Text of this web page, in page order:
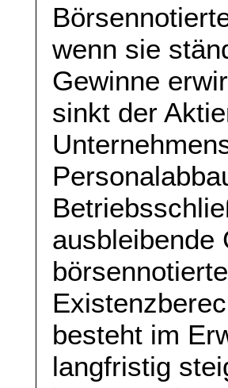
wenn sie
Gewinne
sinkt der
ausbleibende
besteht im
langfristig